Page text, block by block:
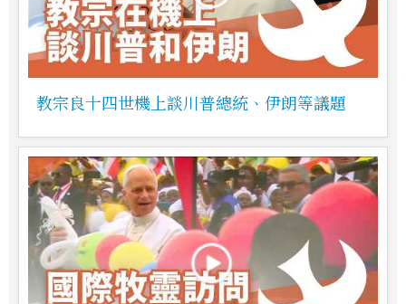
教宗良十四世機上談川普總統、伊朗等議題